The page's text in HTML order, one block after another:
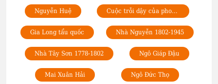
Nguyễn Huệ Cuộc trỗi dậy của phong trào Tây Sơn
Gia Long tẩu quốc Nhà Nguyễn 1802-1945
Nhà Tây Sơn 1778-1802 Ngô Giáp Đậu
Mai Xuân Hải Ngô Đức Thọ